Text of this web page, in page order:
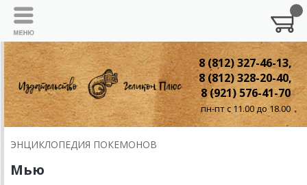
8 (812) 327-46-13,
8 (812) 328-20-40,
8 (921) 576-41-70
пн-пт с 11.00 до 18.00
ЭНЦИКЛОПЕДИЯ ПОКЕМОНОВ
Мью